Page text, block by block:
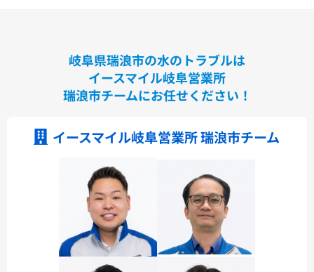
岐阜県瑞浪市の水のトラブルは
イースマイル岐阜営業所
瑞浪市チームにお任せください！
イースマイル岐阜営業所 瑞浪市チーム